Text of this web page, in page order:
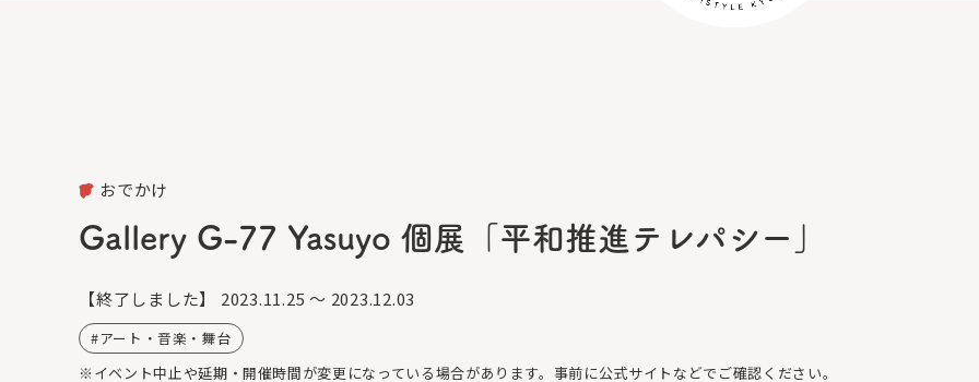
おでかけ
Gallery G-77 Yasuyo 個展「平和推進テレパシー」
【終了しました】 2023.11.25 ～ 2023.12.03
アート・音楽・舞台
※イベント中止や延期・開催時間が変更になっている場合があります。事前に公式サイトなどでご確認ください。